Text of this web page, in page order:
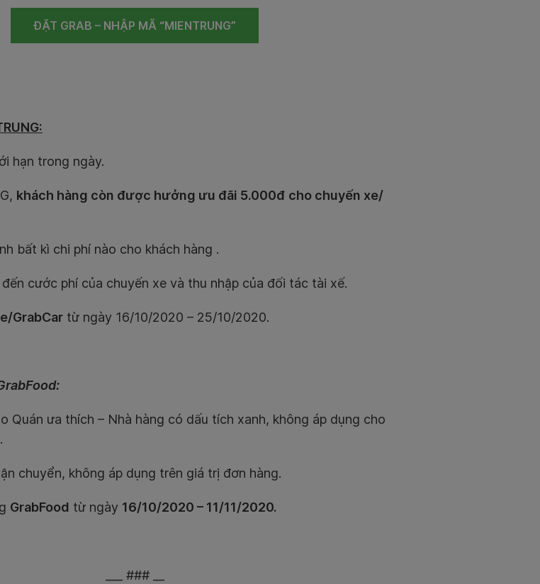
ĐẶT GRAB – NHẬP MÃ “MIENTRUNG”
hạn trong ngày.
khách hàng còn được hưởng ưu đãi 5.000đ cho chuyến xe/
bất kì chi phí nào cho khách hàng .
cước phí của chuyến xe và thu nhập của đối tác tài xế.
GrabCar từ ngày 16/10/2020 – 25/10/2020.
Quán ưa thích – Nhà hàng có dấu tích xanh, không áp dụng cho
chuyển, không áp dụng trên giá trị đơn hàng.
GrabFood từ ngày 16/10/2020 – 11/11/2020.
___ ### __